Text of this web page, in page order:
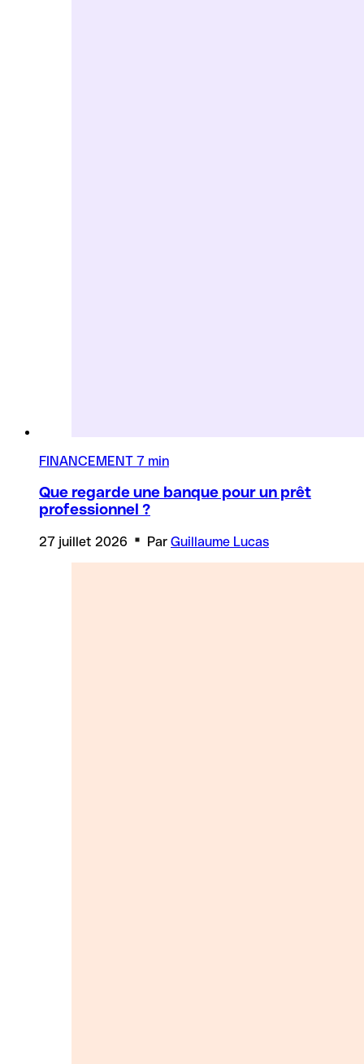
FINANCEMENT 7 min
Que regarde une banque pour un prêt
professionnel ?
27 juillet 2026 Par Guillaume Lucas